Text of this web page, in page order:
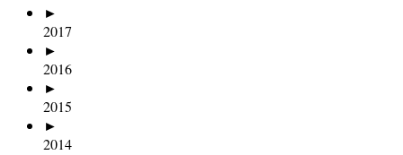
►
2017
►
2016
►
2015
►
2014